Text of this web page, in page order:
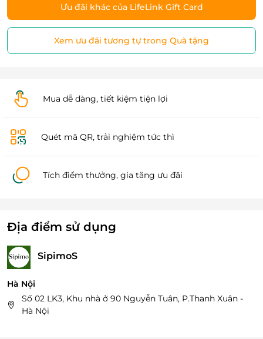
Ưu đãi khác của LifeLink Gift Card
Xem ưu đãi tương tự trong Quà tặng
Mua dễ dàng, tiết kiệm tiện lợi
Quét mã QR, trải nghiệm tức thì
Tích điểm thưởng, gia tăng ưu đãi
Địa điểm sử dụng
SipimoS
Hà Nội
Số 02 LK3, Khu nhà ở 90 Nguyễn Tuân, P.Thanh Xuân -
Hà Nội